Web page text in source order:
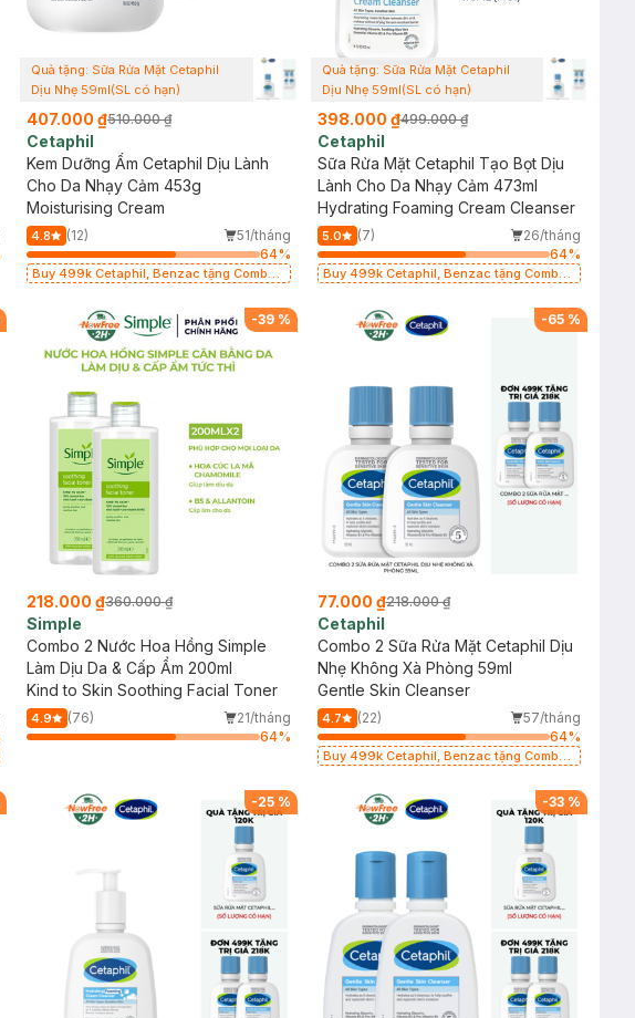
Quà tặng: Sữa Rửa Mặt Cetaphil
Dịu Nhẹ 59ml(SL có hạn)
407.000 ₫510.000 ₫
Cetaphil
Kem Dưỡng Ẩm Cetaphil Dịu Lành
Cho Da Nhạy Cảm 453g
Moisturising Cream
4.8 (12)
51/tháng
64%
Buy 499k Cetaphil, Benzac tặng Combo
Quà tặng: Sữa Rửa Mặt Cetaphil
Dịu Nhẹ 59ml(SL có hạn)
398.000 ₫499.000 ₫
Cetaphil
Sữa Rửa Mặt Cetaphil Tạo Bọt Dịu
Lành Cho Da Nhạy Cảm 473ml
Hydrating Foaming Cream Cleanser
5.0 (7)
26/tháng
64%
Buy 499k Cetaphil, Benzac tặng Combo
-39%
218.000 ₫360.000 ₫
Simple
Combo 2 Nước Hoa Hồng Simple
Làm Dịu Da & Cấp Ẩm 200ml
Kind to Skin Soothing Facial Toner
4.9 (76)
21/tháng
64%
-65 %
77.000 ₫218.000 ₫
Cetaphil
Combo 2 Sữa Rửa Mặt Cetaphil Dịu
Nhẹ Không Xà Phòng 59ml
Gentle Skin Cleanser
4.7 (22)
57/tháng
64%
Buy 499k Cetaphil, Benzac tặng Combo
-25% -33 %